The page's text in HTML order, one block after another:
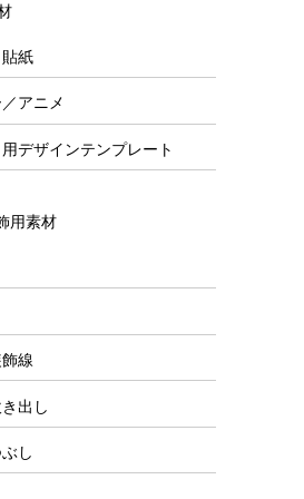
紙
アニメ
デザインテンプレート
用素材
線
出し
し